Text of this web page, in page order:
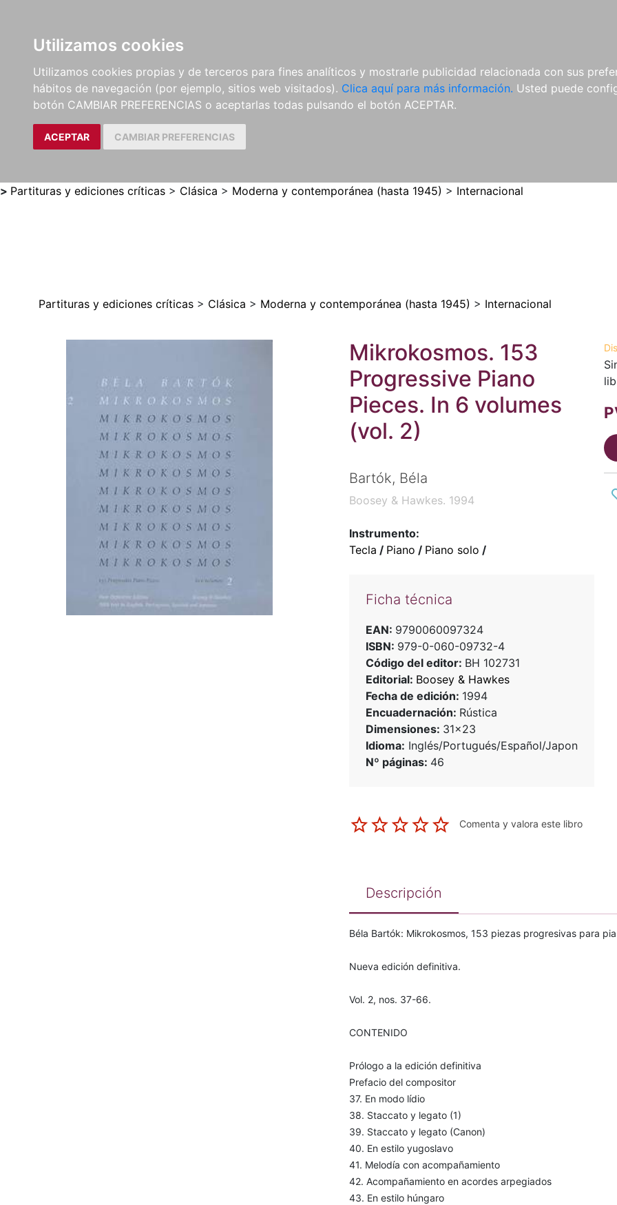
Utilizamos cookies
Utilizamos cookies propias y de terceros para fines analíticos y mostrarle publicidad relacionada con sus
hábitos de navegación (por ejemplo, sitios web visitados). Clica aquí para más información. Usted puede
botón CAMBIAR PREFERENCIAS o aceptarlas todas pulsando el botón ACEPTAR.
ACEPTAR CAMBIAR PREFERENCIAS
LIBROS
MÉTODOS Y
EJERCICIOS
PARTITURAS Y EDICIONES
CRÍTICAS
REVISTAS
CDS Y
DVDS
MATERIAL
COMPLEMENTARIO
> Partituras y ediciones críticas > Clásica > Moderna y contemporánea (hasta 1945) > Internacional
Partituras y ediciones críticas > Clásica > Moderna y contemporánea (hasta 1945) > Internacional
Mikrokosmos. 153
Progressive Piano
Pieces. In 6 volumes
(vol. 2)
Bartók, Béla
Boosey & Hawkes. 1994
Instrumento:
Tecla / Piano / Piano solo /
Ficha técnica
EAN: 9790060097324
ISBN: 979-0-060-09732-4
Código del editor: BH 102731
Editorial: Boosey & Hawkes
Fecha de edición: 1994
Encuadernación: Rústica
Dimensiones: 31x23
Idioma: Inglés/Portugués/Español/Japon
Nº páginas: 46
Comenta y valora este libro
Descripción
Béla Bartók: Mikrokosmos, 153 piezas progresivas para
Nueva edición definitiva.
Vol. 2, nos. 37-66.
CONTENIDO
Prólogo a la edición definitiva
Prefacio del compositor
37. En modo lídio
38. Staccato y legato (1)
39. Staccato y legato (Canon)
40. En estilo yugoslavo
41. Melodía con acompañamiento
42. Acompañamiento en acordes arpegiados
43. En estilo húngaro